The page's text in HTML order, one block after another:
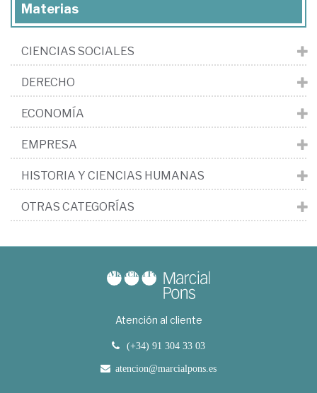
Materias
CIENCIAS SOCIALES
DERECHO
ECONOMÍA
EMPRESA
HISTORIA Y CIENCIAS HUMANAS
OTRAS CATEGORÍAS
Atención al cliente
(+34) 91 304 33 03
atencion@marcialpons.es